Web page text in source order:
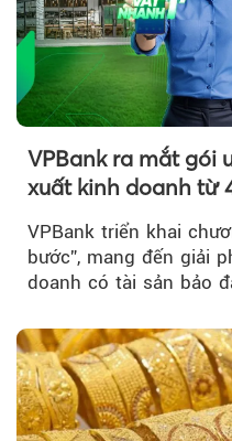
VPBank ra mắt gói
xuất kinh doanh từ
VPBank triển khai
bước”, mang đến giải
doanh có tài sản bảo